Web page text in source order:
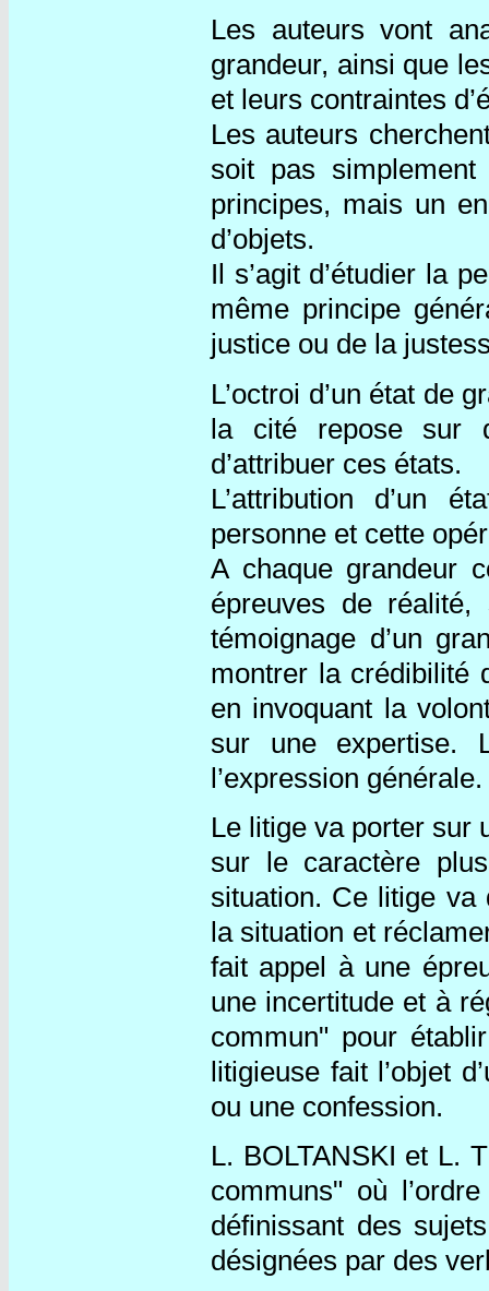
Les auteurs vont
grandeur, ainsi que
et leurs contraintes
Les auteurs
soit pas
principes, mais un
d’objets.
Il s’agit d’étudier la
même principe
justice ou de la
L’octroi d’un état de
la cité repose sur
d’attribuer ces états.
L’attribution d’un
personne et cette
A chaque grandeur
épreuves de
témoignage d’un
montrer la crédibilité
en invoquant la
sur une expertise.
l’expression générale.
Le litige va porter sur
sur le caractère
situation. Ce litige va
la situation et
fait appel à une
une incertitude et à
commun" pour
litigieuse fait l’objet
ou une confession.
L. BOLTANSKI et L.
communs" où
définissant des
désignées par des